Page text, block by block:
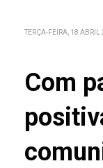
TERÇA-FEIRA, 18 ABRIL
Com